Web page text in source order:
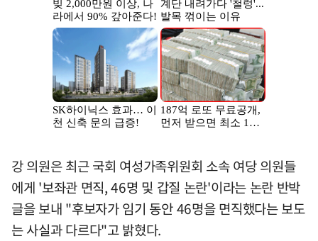
강 의원은 최근 국회 여성가족위원회 소속 여당 의원들
에게 '보좌관 면직, 46명 및 갑질 논란'이라는 논란 반박
글을 보내 "후보자가 임기 동안 46명을 면직했다는 보도
는 사실과 다르다"고 밝혔다.